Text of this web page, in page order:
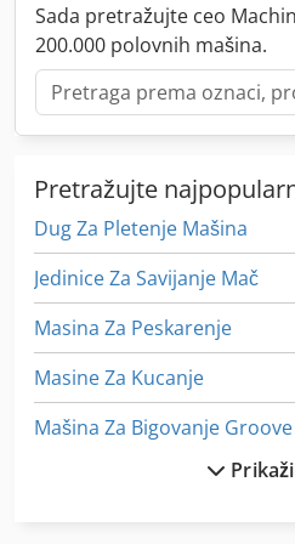
Sada pretražujte ceo
200.000 polovnih mašina.
Pretražujte
Dug Za Pletenje Mašina
Jedinice Za Savijanje Mač
Masina Za Peskarenje
Masine Za Kucanje
Mašina Za Bigovanje Groove